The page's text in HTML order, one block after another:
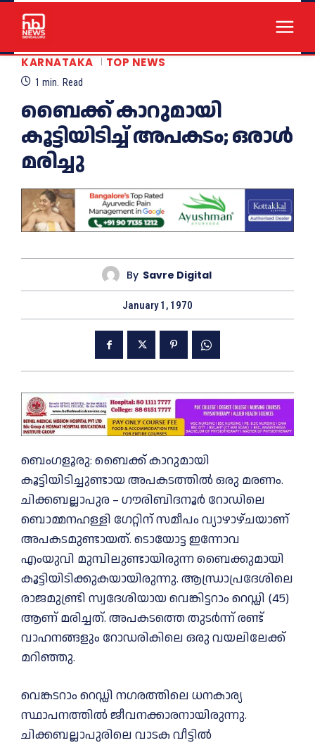
KARNATAKA TOP NEWS
1 min. Read
ബൈക്ക് കാറുമായി
കൂട്ടിയിടിച്ച് അപകടം; ഒരാൾ
മരിച്ചു
By Savre Digital
January 1, 1970
ബെംഗളൂരു: ബൈക്ക് കാറുമായി
കൂട്ടിയിടിച്ചുണ്ടായ അപകടത്തിൽ ഒരു മരണം.
ചിക്കബല്ലാപുര – ഗൗരിബിദനൂർ റോഡിലെ
ബൊമ്മനഹള്ളി ഗേറ്റിന് സമീപം വ്യാഴാഴ്ചയാണ്
അപകടമുണ്ടായത്. ടൊയോട്ട ഇന്നോവ
എം‌യുവി മുമ്പിലുണ്ടായിരുന്ന ബൈക്കുമായി
കൂട്ടിയിടിക്കുകയായിരുന്നു. ആന്ധ്രാപ്രദേശിലെ
രാജമുണ്ട്രി സ്വദേശിയായ വെങ്കിട്ടറാം റെഡ്ഡി (45)
ആണ് മരിച്ചത്. അപകടത്തെ തുടർന്ന് രണ്ട്
വാഹനങ്ങളും റോഡരികിലെ ഒരു വയലിലേക്ക്
മറിഞ്ഞു.
വെങ്കടറാം റെഡ്ഡി നഗരത്തിലെ ധനകാര്യ
സ്ഥാപനത്തിൽ ജീവനക്കാരനായിരുന്നു.
ചിക്കബല്ലാപുരിലെ വാടക വീട്ടിൽ